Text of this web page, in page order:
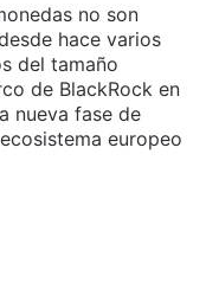
no son
hace varios
del tamaño
de BlackRock en
nueva fase de
europeo